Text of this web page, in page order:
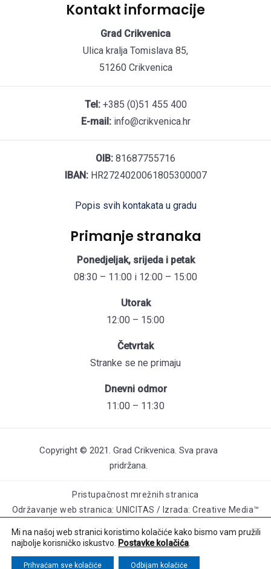
Kontakt informacije
Grad Crikvenica
Ulica kralja Tomislava 85,
51260 Crikvenica
Tel:+385 (0)51 455 400
E-mail:info@crikvenica.hr
OIB: 81687755716
IBAN:HR2724020061805300007
Popis svih kontakata u gradu
Primanje stranaka
Ponedjeljak, srijeda i petak
08:30 – 11:00 i 12:00 – 15:00
Utorak
12:00 – 15:00
Četvrtak
Stranke se ne primaju
Dnevni odmor
11:00 – 11:30
Copyright © 2021. Grad Crikvenica. Sva prava
pridržana.
Pristupačnost mrežnih stranica
Održavanje web stranica: UNICITAS / Izrada: Creative Media™
Mi na našoj web stranici koristimo kolačiće kako bismo vam pružili
najbolje korisničko iskustvo.
Postavke kolačića
Prihvaćam sve kolačiće Odbijam kolačiće